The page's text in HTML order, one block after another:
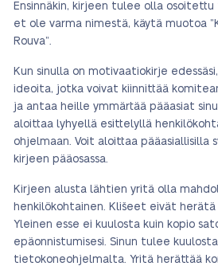
Ensinnäkin, kirjeen tulee olla
et ole varma nimestä, käytä muotoa
Rouva”.
Kun sinulla on motivaatiokirje
ideoita, jotka voivat kiinnittää
ja antaa heille ymmärtää pääasiat
aloittaa lyhyellä esittelyllä
ohjelmaan. Voit aloittaa pääasiallisilla
kirjeen pääosassa.
Kirjeen alusta lähtien yritä olla
henkilökohtainen. Klišeet eivät
Yleinen esse ei kuulosta kuin kopio
epäonnistumisesi. Sinun tulee
tietokoneohjelmalta. Yritä herättää